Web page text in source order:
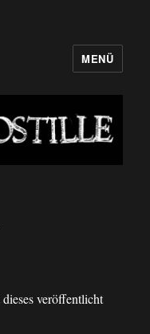
MENÜ
veröffentlicht